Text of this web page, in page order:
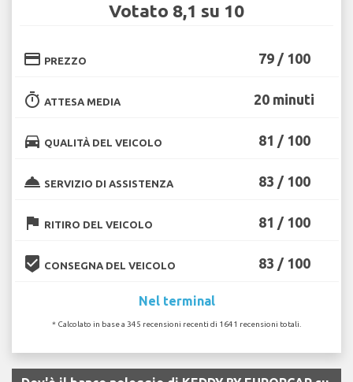
Votato 8,1 su 10
credit_card PREZZO 79 / 100
timer ATTESA MEDIA 20 minuti
directions_car QUALITÀ DEL VEICOLO 81 / 100
room_service SERVIZIO DI ASSISTENZA 83 / 100
flag RITIRO DEL VEICOLO 81 / 100
beenhere CONSEGNA DEL VEICOLO 83 / 100
Nel terminal
* Calcolato in base a 345 recensioni recenti di 1641 recensioni totali.